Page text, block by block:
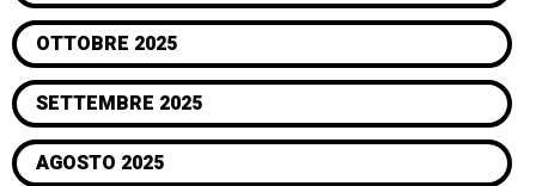
OTTOBRE 2025
SETTEMBRE 2025
AGOSTO 2025